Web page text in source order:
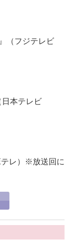
（フジテレビ
本テレビ
レ）※放送回に